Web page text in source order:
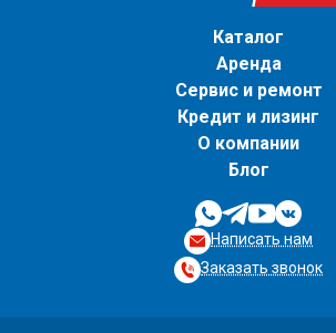
Каталог
Аренда
Сервис и ремонт
Кредит и лизинг
О компании
Блог
Написать нам
Заказать звонок